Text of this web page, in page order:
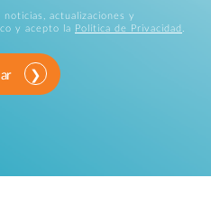
actualizaciones y
y acepto la
Política de Privacidad .